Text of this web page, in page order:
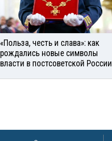
«Польза, честь и слава»: как
рождались новые символы
власти в постсоветской России